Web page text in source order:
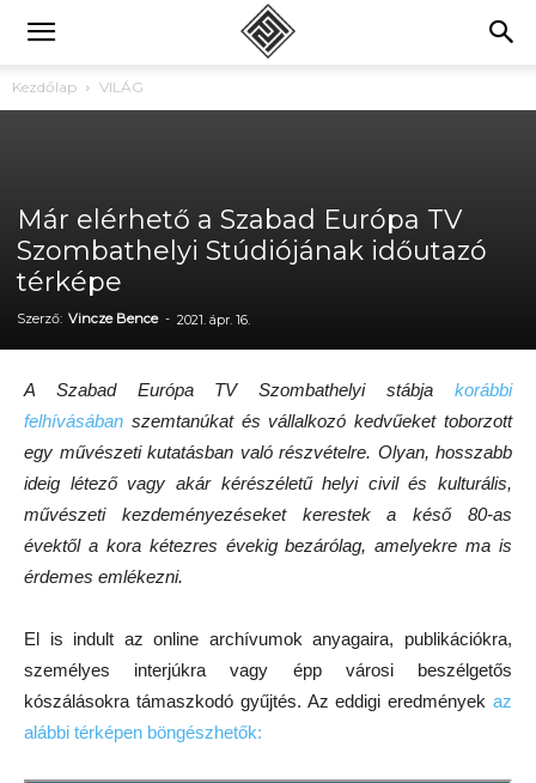
Kezdőlap VILÁG
Már elérhető a Szabad Európa TV
Szombathelyi Stúdiójának időutazó
térképe
Szerző: Vincze Bence - 2021. ápr. 16.
A Szabad Európa TV Szombathelyi stábja korábbi
felhívásában szemtanúkat és vállalkozó kedvűeket toborzott
egy művészeti kutatásban való részvételre. Olyan, hosszabb
ideig létező vagy akár kérészéletű helyi civil és kulturális,
művészeti kezdeményezéseket kerestek a késő 80-as
évektől a kora kétezres évekig bezárólag, amelyekre ma is
érdemes emlékezni.
El is indult az online archívumok anyagaira, publikációkra,
személyes interjúkra vagy épp városi beszélgetős
kószálásokra támaszkodó gyűjtés. Az eddigi eredmények az
alábbi térképen böngészhetők: